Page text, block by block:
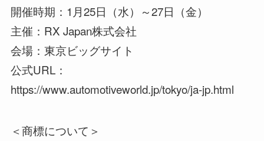
開催時期：1月25日（水）～27日（金）
主催：RX Japan株式会社
会場：東京ビッグサイト
公式URL：
https://www.automotiveworld.jp/tokyo/ja-jp.html
＜商標について＞